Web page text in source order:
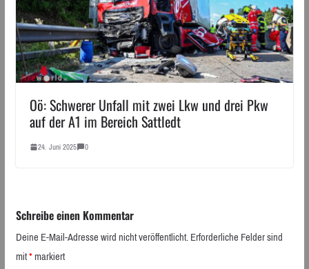
Oö: Schwerer Unfall mit zwei Lkw und drei Pkw
auf der A1 im Bereich Sattledt
24. Juni 2025 0
Schreibe einen Kommentar
Deine E-Mail-Adresse wird nicht veröffentlicht.Erforderliche Felder sind
mit*markiert